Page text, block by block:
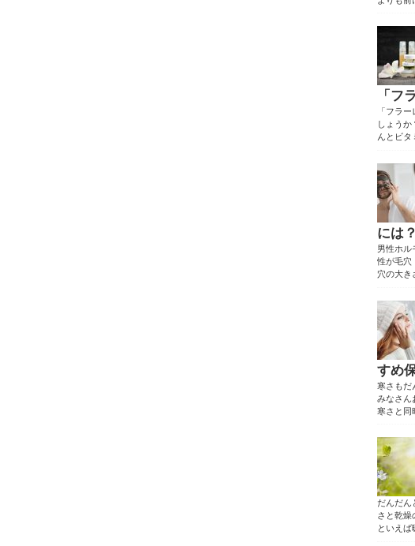
「フ
「フラ
しょう
んとビタ
には？
男性ホル
性が毛穴
穴の大き
すめ
寒さもだ
みなさん
寒さと同
だんだん
さと乾燥
といえ